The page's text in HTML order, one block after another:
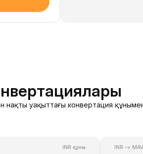
нақты уақыттағы конвертация
INR құны INR –>